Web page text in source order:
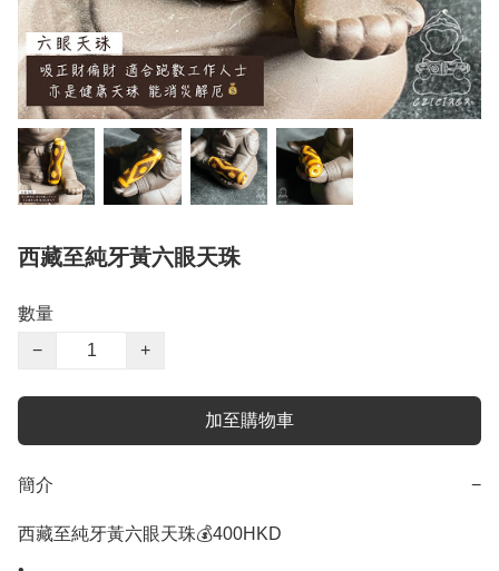
西藏至純牙黃六眼天珠
數量
−
+
加至購物車
簡介 −
西藏至純牙黃六眼天珠💰400HKD